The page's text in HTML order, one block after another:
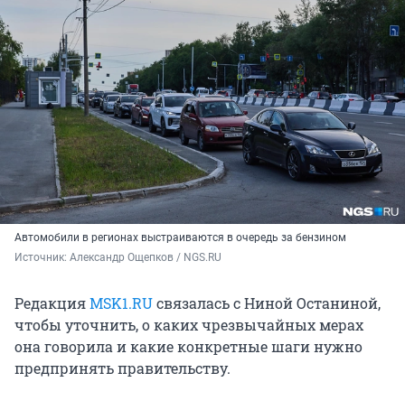
Автомобили в регионах выстраиваются в очередь за бензином
Источник: Александр Ощепков / NGS.RU
РедакцияMSK1.RUсвязалась с Ниной Останиной,
чтобы уточнить, о каких чрезвычайных мерах
она говорила и какие конкретные шаги нужно
предпринять правительству.